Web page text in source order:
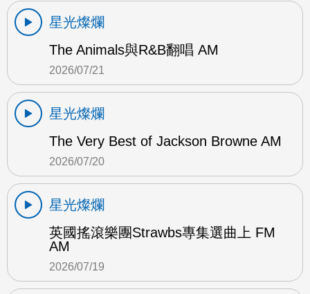
星光燦爛
The Animals與R&B翻唱 AM
2026/07/21
星光燦爛
The Very Best of Jackson Browne AM
2026/07/20
星光燦爛
英國搖滾樂團Strawbs專集選曲上 FM
AM
2026/07/19